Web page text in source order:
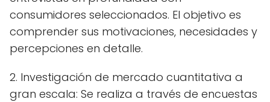
consumidores seleccionados. El objetivo es
comprender sus motivaciones, necesidades y
percepciones en detalle.
2. Investigación de mercado cuantitativa a
gran escala: Se realiza a través de encuestas